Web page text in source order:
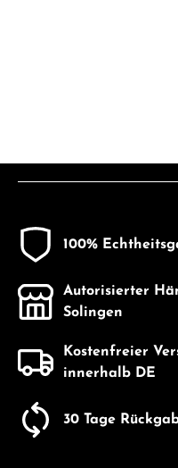
100%
Autorisierter
Solingen
Kostenfreier
innerhalb DE
30 Tage